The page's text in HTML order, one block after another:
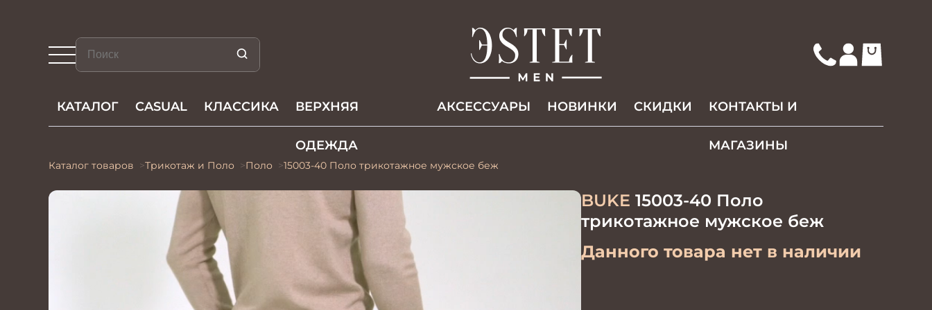
КАТАЛОГ CASUAL КЛАССИКА ВЕРХНЯЯ
ОДЕЖДА
АКCЕССУАРЫ НОВИНКИ СКИДКИ КОНТАКТЫ И
МАГАЗИНЫ
Каталог товаров Трикотаж и Поло Поло 15003-40 Поло трикотажное мужское беж
BUKE 15003-40 Поло
трикотажное мужское беж
Данного товара нет в наличии